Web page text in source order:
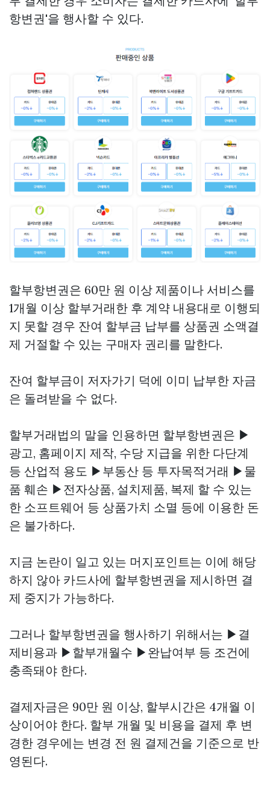
항변권'을 행사할 수 있다.
할부항변권은 60만 원 이상 제품이나 서비스를
1개월 이상 할부거래한 후 계약 내용대로 이행되
지 못할 경우 잔여 할부금 납부를 상품권 소액결
제 거절할 수 있는 구매자 권리를 말한다.
잔여 할부금이 저자가기 덕에 이미 납부한 자금
은 돌려받을 수 없다.
할부거래법의 말을 인용하면 할부항변권은 ▶
광고, 홈페이지 제작, 수당 지급을 위한 다단계
등 산업적 용도 ▶부동산 등 투자목적거래 ▶물
품 훼손 ▶전자상품, 설치제품, 복제 할 수 있는
한 소프트웨어 등 상품가치 소멸 등에 이용한 돈
은 불가하다.
지금 논란이 일고 있는 머지포인트는 이에 해당
하지 않아 카드사에 할부항변권을 제시하면 결
제 중지가 가능하다.
그러나 할부항변권을 행사하기 위해서는 ▶결
제비용과 ▶할부개월수 ▶완납여부 등 조건에
충족돼야 한다.
결제자금은 90만 원 이상, 할부시간은 4개월 이
상이어야 한다. 할부 개월 및 비용을 결제 후 변
경한 경우에는 변경 전 원 결제건을 기준으로 반
영된다.